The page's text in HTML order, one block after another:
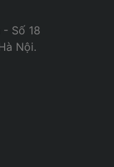
- Số 18
Nội.